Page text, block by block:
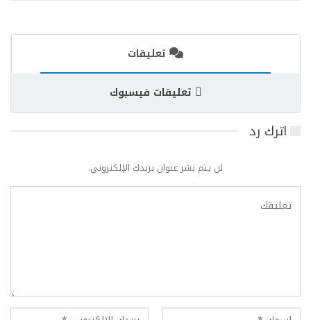
تعليقات
تعليقات فيسبوك
اترك رد
لن يتم نشر عنوان بريدك الإلكتروني.